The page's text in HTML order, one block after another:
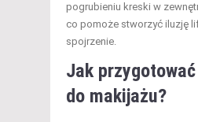
pogrubieniu kreski w
co pomoże stworzyć iluzję
spojrzenie.
Jak
do makijażu?